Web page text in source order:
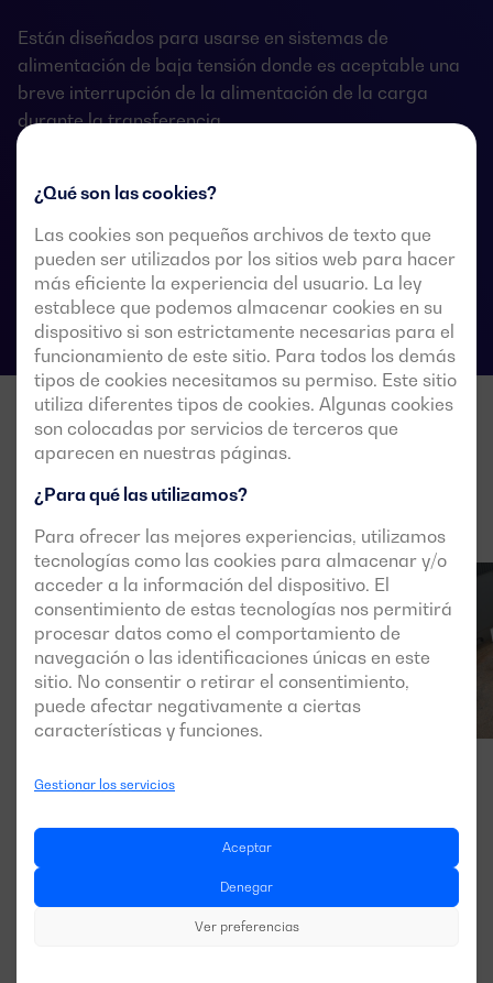
¿Qué son las cookies?
Las cookies son pequeños archivos de texto que
pueden ser utilizados por los sitios web para hacer
más eficiente la experiencia del usuario. La ley
establece que podemos almacenar cookies en su
dispositivo si son estrictamente necesarias para el
funcionamiento de este sitio. Para todos los demás
tipos de cookies necesitamos su permiso. Este sitio
utiliza diferentes tipos de cookies. Algunas cookies
son colocadas por servicios de terceros que
aparecen en nuestras páginas.
¿Para qué las utilizamos?
Para ofrecer las mejores experiencias, utilizamos
tecnologías como las cookies para almacenar y/o
acceder a la información del dispositivo. El
consentimiento de estas tecnologías nos permitirá
procesar datos como el comportamiento de
navegación o las identificaciones únicas en este
sitio. No consentir o retirar el consentimiento,
puede afectar negativamente a ciertas
características y funciones.
Gestionar los servicios
Aceptar
Denegar
Ver preferencias
Están diseñados para usarse en sistemas de
alimentación de baja tensión donde es aceptable una
breve interrupción de la alimentación de la carga
durante la transferencia.
Fichas técnicas de las conmutaciones